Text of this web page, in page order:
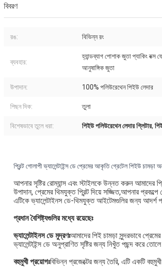
বিবরণ
রঙ: বিভিন্ন রং
ব্যবহার:
হ্যান্ডব্যাগ পোশাক জুতা প্যাকিং বক্স
আনুষাঙ্গিক জুতা
উপাদান: 100% পলিউরেথেন পিইউ লেদার
পিছন দিক: তুলা
বিশেষভাবে তুলে ধরা: পিইউ পলিউরেথেন লেদার গ্লিটার,
প্রিন্ট গোলাপী ভ্যালেন্টাইন্স ডে প্রেমের আকৃতি গ্রেটেল পিইউ
আপনার সৃষ্টির রোম্যান্স এবং স্টাইলকে উন্নত করুন আমাদের
উপাদান, প্রেমের থিমযুক্ত প্রিন্ট দিয়ে সজ্জিত,আপনার
এটিকে ভ্যালেন্টাইনস ডে-থিমযুক্ত আইটেমগুলির জন্য আদর্শ
প্রধান বৈশিষ্ট্যগুলির মধ্যে রয়েছেঃ
ভ্যালেন্টাইনস ডে মুদ্রণঃআমাদের পিই চামড়া সুন্দরভাবে
ভ্যালেন্টাইন্স ডে অনুপ্রাণিত সৃষ্টির জন্য নিখুঁত পছন্দ করে
বহুমুখী প্রয়োগঃবিভিন্ন প্রজেক্টের জন্য তৈরি, এটি একটি